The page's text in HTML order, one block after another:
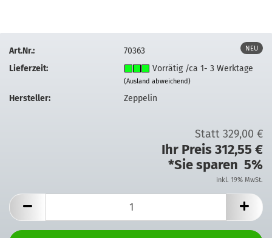
NEU
Art.Nr.:
70363
Lieferzeit:
Vorrätig /ca 1- 3 Werktage
(Ausland abweichend)
Hersteller: Zeppelin
Statt 329,00 €
Ihr Preis 312,55 €
*Sie sparen 5%
inkl. 19% MwSt.